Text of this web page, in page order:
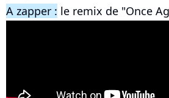
A zapper : le remix de "Once